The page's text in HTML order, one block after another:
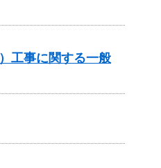
工事に関する一般